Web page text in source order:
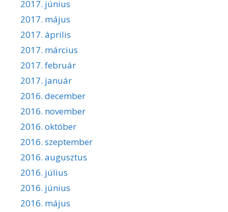
2017. június
2017. május
2017. április
2017. március
2017. február
2017. január
2016. december
2016. november
2016. október
2016. szeptember
2016. augusztus
2016. július
2016. június
2016. május